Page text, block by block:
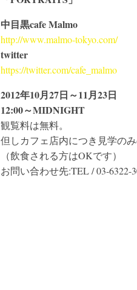
中目黒cafe Malmo
http://www.malmo-tokyo.com/
twitter
https://twitter.com/cafe_malmo
2012年10月27日～11月23日
12:00～MIDNIGHT
観覧料は無料。
但しカフェ店内につき見学の
（飲食される方はOKです）
お問い合わせ先:TEL / 03-6322-